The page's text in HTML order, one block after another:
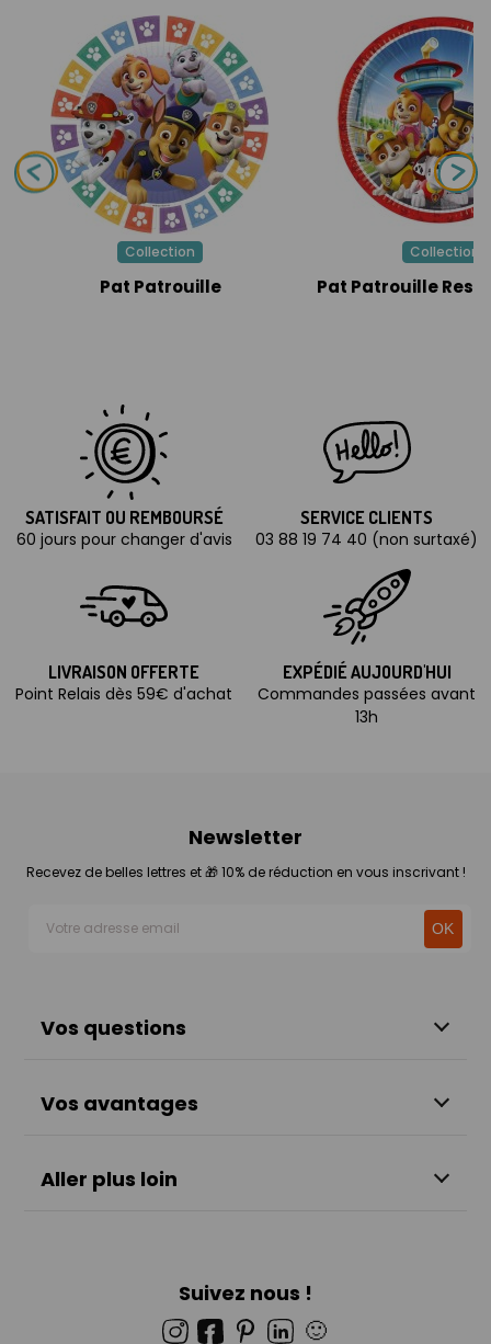
Collection
Pat Patrouille
Collection
Pat Patrouille
SATISFAIT OU REMBOURSÉ
60 jours pour changer d'avis
SERVICE CLIENTS
03 88 19 74 40 (non surtaxé)
LIVRAISON OFFERTE
Point Relais dès 59€ d'achat
EXPÉDIÉ AUJOURD'HUI
Commandes passées avant
13h
Vos questions
Vos avantages
Aller plus loin
Newsletter
Recevez de belles lettres et 🎁 10% de réduction en vous inscrivant !
Suivez nous !
🙂